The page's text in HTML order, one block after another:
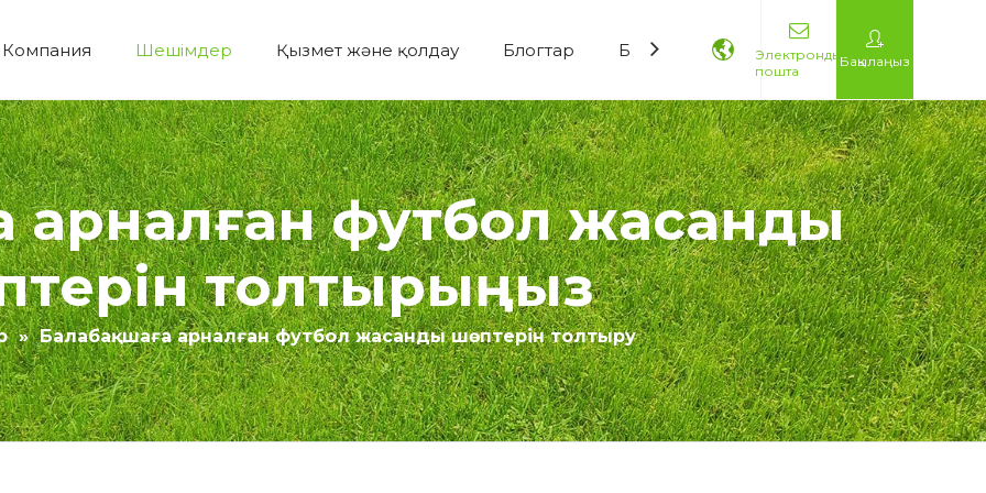
Компания Шешімдер Қызмет және қолдау Блогтар Бізбен хабарласыңыЭлектрондық
пошта
Бақылаңыз
арналған футбол жасанды
толтырыңыз
» Балабақшаға арналған футбол жасанды шөптерін толтыру